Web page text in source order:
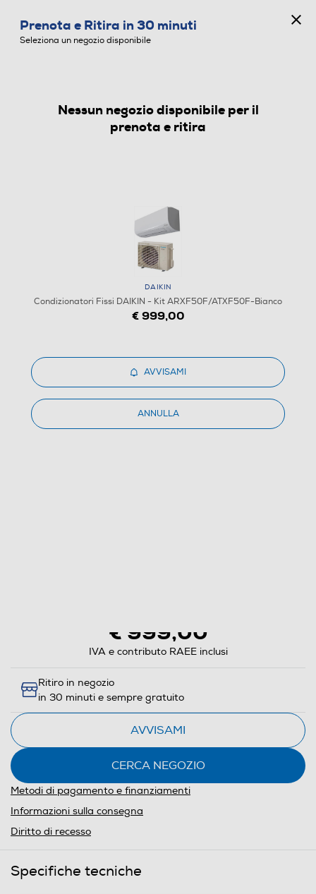
CONDIZIONATORI FISSI
€ 999,00
IVA e contributo RAEE inclusi
Ritiro in negozio
in 30 minuti e sempre gratuito
AVVISAMI
CERCA NEGOZIO
Metodi di pagamento e finanziamenti
Informazioni sulla consegna
Diritto di recesso
Specifiche tecniche
Prenota e Ritira in 30 minuti
Seleziona un negozio disponibile
Nessun negozio disponibile per il
prenota e ritira
DAIKIN
Condizionatori Fissi DAIKIN - Kit ARXF50F/ATXF50F-Bianco
€ 999,00
AVVISAMI
ANNULLA